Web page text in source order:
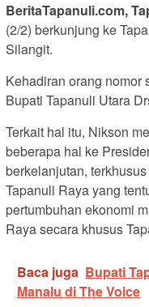
BeritaTapanuli.com,
(2/2) berkunjung ke
Silangit.
Kehadiran orang nomor
Bupati Tapanuli Utara
Terkait hal itu, Nikson
beberapa hal ke
berkelanjutan,
Tapanuli Raya yang
pertumbuhan ekonomi
Raya secara khusus
Baca juga Bupati
Manalu di The Voice